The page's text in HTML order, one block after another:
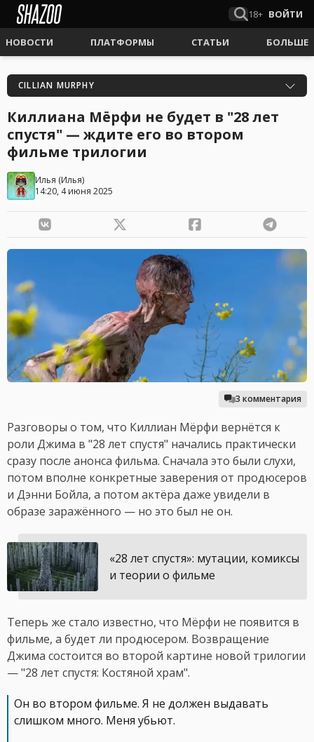
18+ ВОЙТИ
НОВОСТИ ПЛАТФОРМЫ СТАТЬИ БОЛЬШЕ
CILLIAN MURPHY
Киллиана Мёрфи не будет в "28 лет
спустя" — ждите его во втором
фильме трилогии
Илья (Илья)
14:20, 4 июня 2025
3 комментария
Разговоры о том, что Киллиан Мёрфи вернётся к
роли Джима в "28 лет спустя" начались практически
сразу после анонса фильма. Сначала это были слухи,
потом вполне конкретные заверения от продюсеров
и Дэнни Бойла, а потом актёра даже увидели в
образе заражённого — но это был не он.
«28 лет спустя»: мутации, комиксы
и теории о фильме
Теперь же стало известно, что Мёрфи не появится в
фильме, а будет ли продюсером. Возвращение
Джима состоится во второй картине новой трилогии
— "28 лет спустя: Костяной храм".
Он во втором фильме. Я не должен выдавать
слишком много. Меня убьют.